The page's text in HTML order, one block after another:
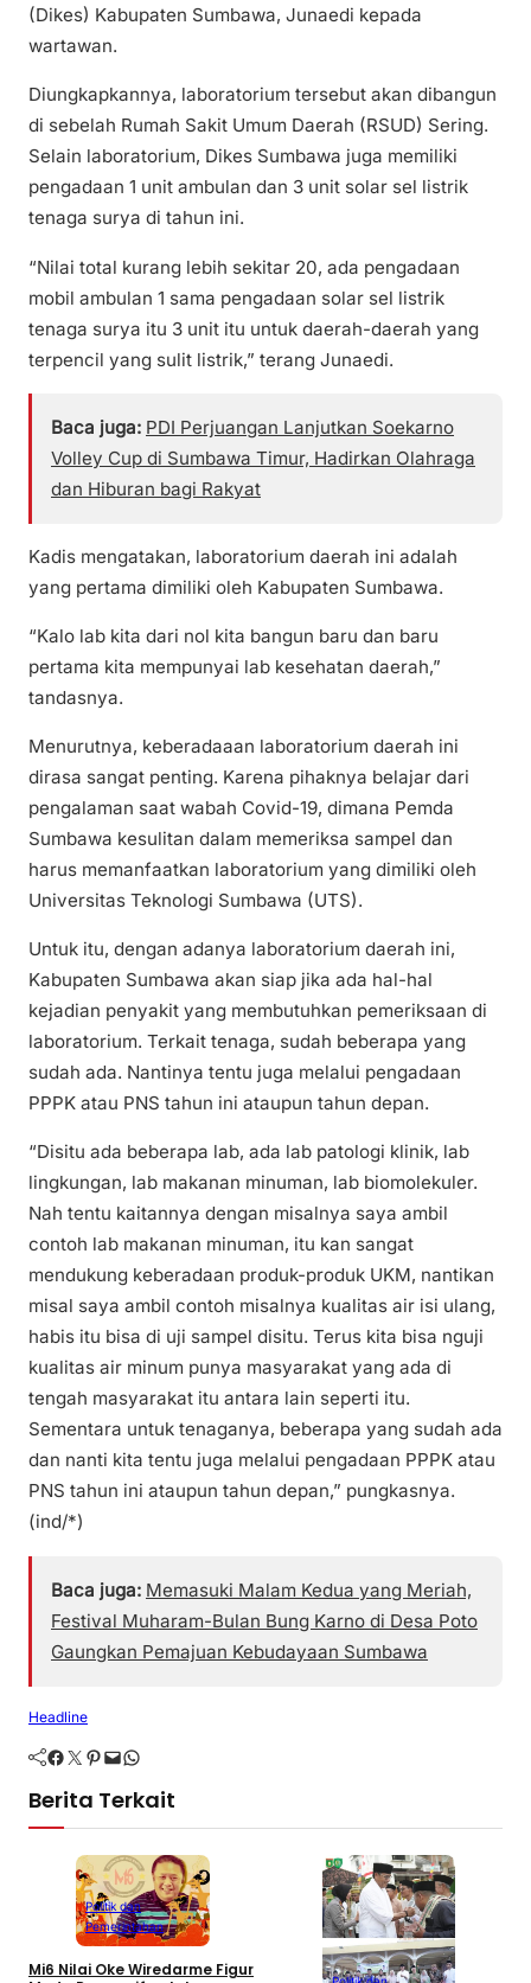
(Dikes) Kabupaten Sumbawa, Junaedi kepada
wartawan.
Diungkapkannya, laboratorium tersebut akan dibangun
di sebelah Rumah Sakit Umum Daerah (RSUD) Sering.
Selain laboratorium, Dikes Sumbawa juga memiliki
pengadaan 1 unit ambulan dan 3 unit solar sel listrik
tenaga surya di tahun ini.
“Nilai total kurang lebih sekitar 20, ada pengadaan
mobil ambulan 1 sama pengadaan solar sel listrik
tenaga surya itu 3 unit itu untuk daerah-daerah yang
terpencil yang sulit listrik,” terang Junaedi.
Baca juga: PDI Perjuangan Lanjutkan Soekarno
Volley Cup di Sumbawa Timur, Hadirkan Olahraga
dan Hiburan bagi Rakyat
Kadis mengatakan, laboratorium daerah ini adalah
yang pertama dimiliki oleh Kabupaten Sumbawa.
“Kalo lab kita dari nol kita bangun baru dan baru
pertama kita mempunyai lab kesehatan daerah,”
tandasnya.
Menurutnya, keberadaaan laboratorium daerah ini
dirasa sangat penting. Karena pihaknya belajar dari
pengalaman saat wabah Covid-19, dimana Pemda
Sumbawa kesulitan dalam memeriksa sampel dan
harus memanfaatkan laboratorium yang dimiliki oleh
Universitas Teknologi Sumbawa (UTS).
Untuk itu, dengan adanya laboratorium daerah ini,
Kabupaten Sumbawa akan siap jika ada hal-hal
kejadian penyakit yang membutuhkan pemeriksaan di
laboratorium. Terkait tenaga, sudah beberapa yang
sudah ada. Nantinya tentu juga melalui pengadaan
PPPK atau PNS tahun ini ataupun tahun depan.
“Disitu ada beberapa lab, ada lab patologi klinik, lab
lingkungan, lab makanan minuman, lab biomolekuler.
Nah tentu kaitannya dengan misalnya saya ambil
contoh lab makanan minuman, itu kan sangat
mendukung keberadaan produk-produk UKM, nantikan
misal saya ambil contoh misalnya kualitas air isi ulang,
habis itu bisa di uji sampel disitu. Terus kita bisa nguji
kualitas air minum punya masyarakat yang ada di
tengah masyarakat itu antara lain seperti itu.
Sementara untuk tenaganya, beberapa yang sudah ada
dan nanti kita tentu juga melalui pengadaan PPPK atau
PNS tahun ini ataupun tahun depan,” pungkasnya.
(ind/*)
Baca juga: Memasuki Malam Kedua yang Meriah,
Festival Muharam-Bulan Bung Karno di Desa Poto
Gaungkan Pemajuan Kebudayaan Sumbawa
Headline
Facebook Twitter Pinterest Mail WhatsApp
Berita Terkait
Politik dan
Pemerintahan
Mi6 Nilai Oke Wiredarme Figur